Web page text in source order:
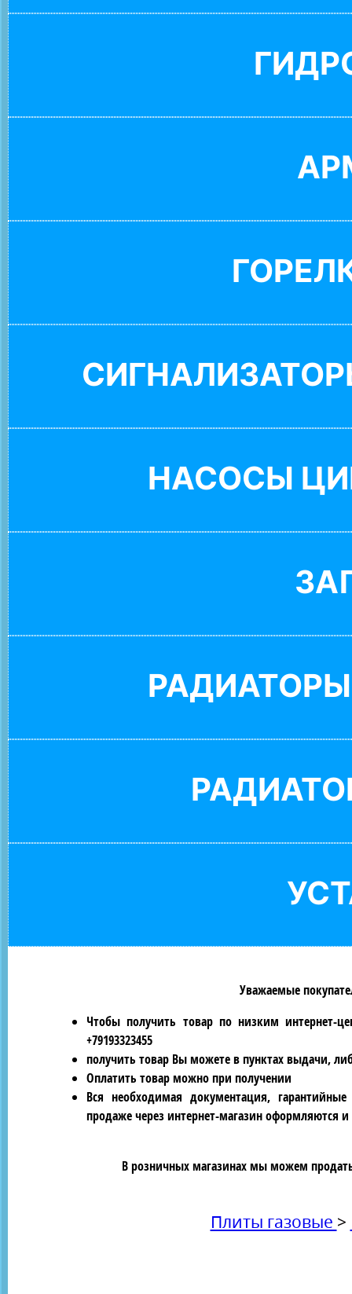
НАСОСЫ
Уважаемые
Чтобы получить товар по низким интернет-
+79193323455
получить товар Вы можете в пунктах выдачи,
Оплатить товар можно при получении
Вся необходимая документация,
продаже через интернет-магазин оформляются
В розничных магазинах мы можем
Плиты газовые >